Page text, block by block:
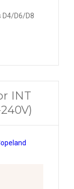
D4/D6/D8
INT